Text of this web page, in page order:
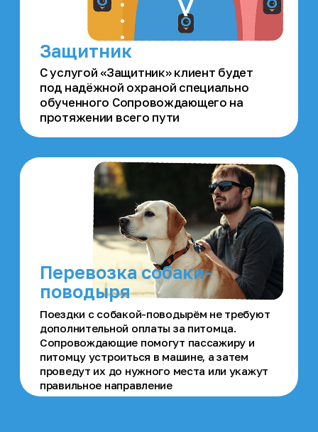
Помощь
окружающих
Отслеживание
Оповещение
о пропаже
В любое время вы можете
обратиться за помощью к
ближайшим заказчикам и
сопровождающим OPÉGO
Функция позволяет
мгновенно сообщить об
исчезновении близкого